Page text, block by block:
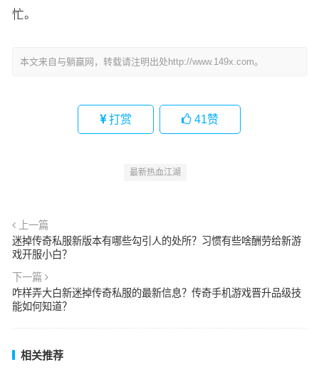
忙。
本文来自与躺赢网，转载请注明出处http://www.149x.com。
打赏 41赞
最新热血江湖
上一篇
迷掉传奇私服新版本有哪些勾引人的处所？习惯有些啥酬劳给新游
戏开服小白？
下一篇
咋样弄大白新迷掉传奇私服的最新信息？传奇手机游戏晋升品级技
能如何知道？
相关推荐